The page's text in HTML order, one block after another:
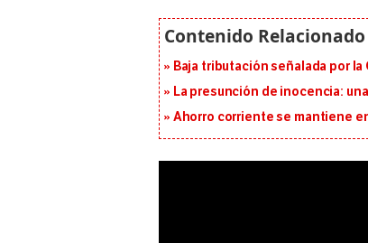
Baja tributación señalada por
La presunción de inocencia:
Ahorro corriente se mantiene